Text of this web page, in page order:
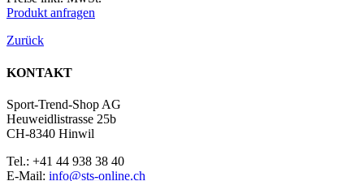
Produkt anfragen
Zurück
KONTAKT
Sport-Trend-Shop AG
Heuweidlistrasse 25b
CH-8340 Hinwil
Tel.: +41 44 938 38 40
E-Mail: info@sts-online.ch